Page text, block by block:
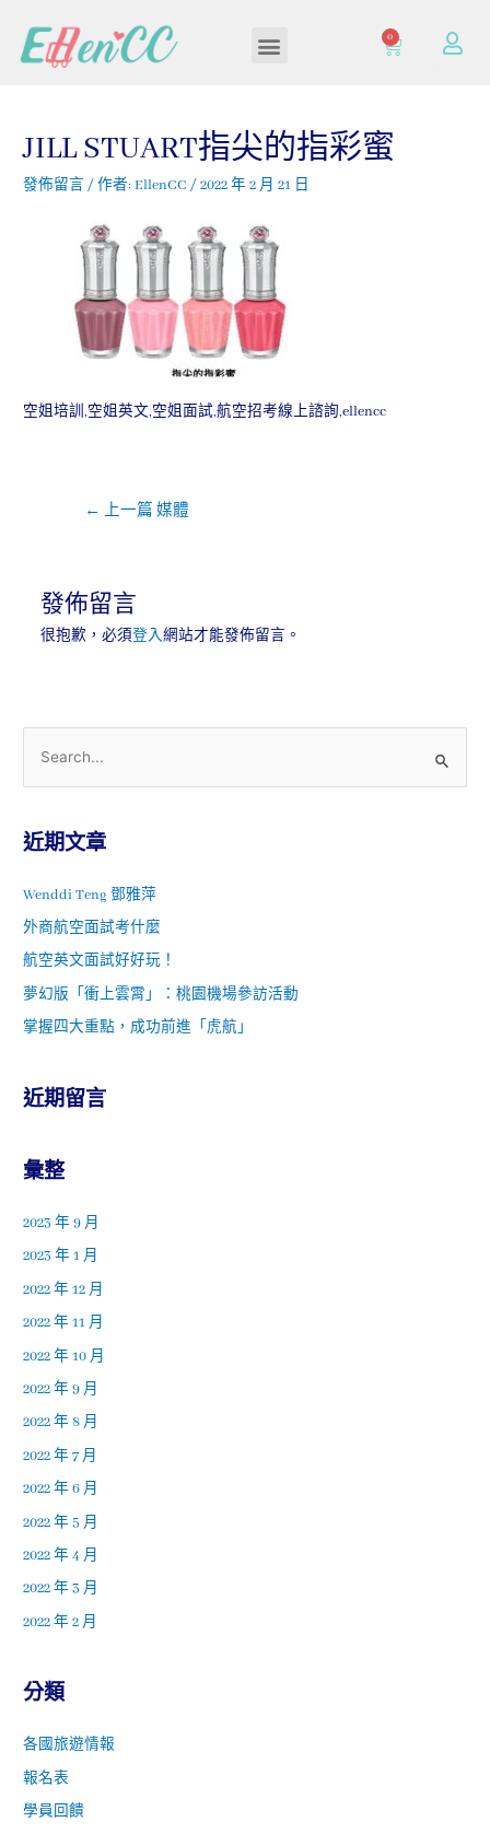
0
JILL STUART指尖的指彩蜜
發佈留言 / 作者:EllenCC/2022 年 2 月 21 日
空姐培訓,空姐英文,空姐面試,航空招考線上諮詢,ellencc
← 上一篇 媒體
發佈留言
很抱歉，必須登入網站才能發佈留言。
近期文章
Wenddi Teng 鄧雅萍
外商航空面試考什麼
航空英文面試好好玩！
夢幻版「衝上雲霄」：桃園機場參訪活動
掌握四大重點，成功前進「虎航」
近期留言
彙整
2023 年 9 月
2023 年 1 月
2022 年 12 月
2022 年 11 月
2022 年 10 月
2022 年 9 月
2022 年 8 月
2022 年 7 月
2022 年 6 月
2022 年 5 月
2022 年 4 月
2022 年 3 月
2022 年 2 月
分類
各國旅遊情報
報名表
學員回饋